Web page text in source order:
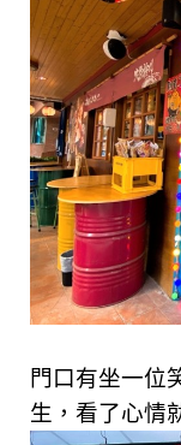
門口有坐一位
生，看了心情